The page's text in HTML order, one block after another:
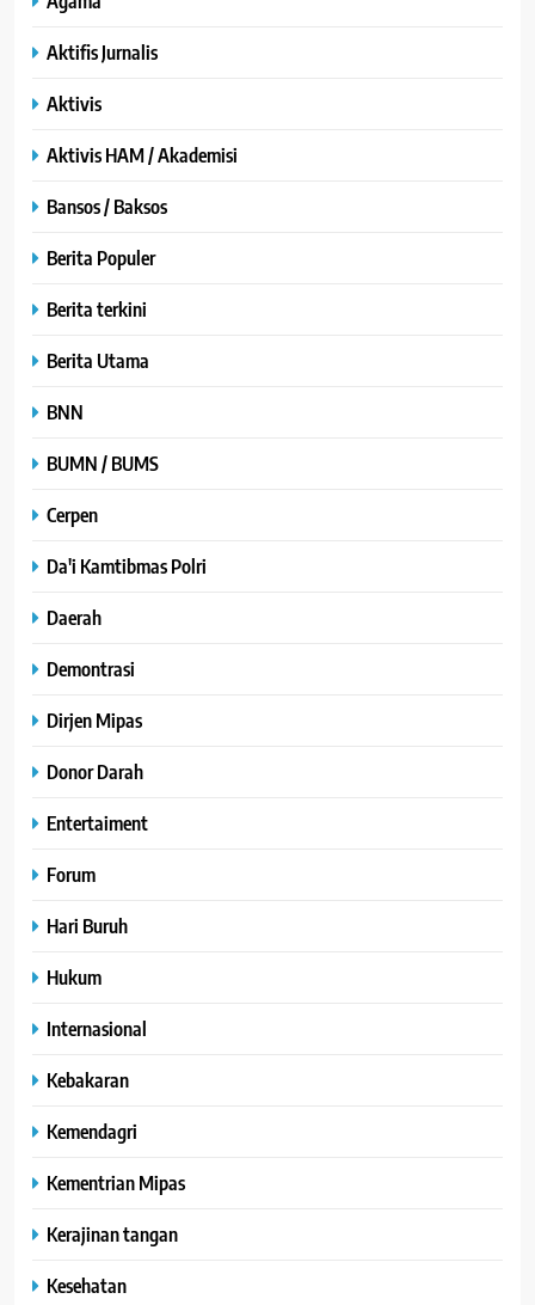
Aktifis Jurnalis
Aktivis
Aktivis HAM / Akademisi
Bansos / Baksos
Berita Populer
Berita terkini
Berita Utama
BNN
BUMN / BUMS
Cerpen
Da'i Kamtibmas Polri
Daerah
Demontrasi
Dirjen Mipas
Donor Darah
Entertaiment
Forum
Hari Buruh
Hukum
Internasional
Kebakaran
Kemendagri
Kementrian Mipas
Kerajinan tangan
Kesehatan